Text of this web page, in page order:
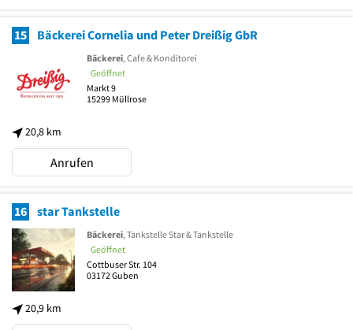
15 Bäckerei Cornelia und Peter Dreißig GbR
20,8 km
Bäckerei, Cafe & Konditorei
Geöffnet
Markt 9
15299 Müllrose
Anrufen
16 star Tankstelle
20,9 km
Bäckerei, Tankstelle Star & Tankstelle
Geöffnet
Cottbuser Str. 104
03172 Guben